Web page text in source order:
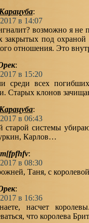
:
в 14:07
возможно я не
закрытых под
отношения. Это
:
в 15:20
среди всех
Старых клонов
:
в 06:43
старой системы
Карлов…
:
в 08:30
Таня, с
:
в 16:36
насчет
что королева